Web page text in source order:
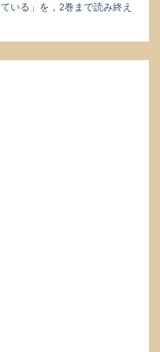
いる」を，2巻まで読み終え